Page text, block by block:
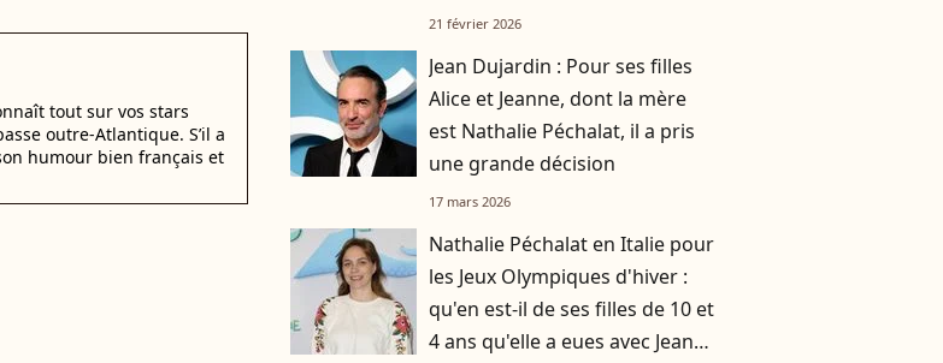
tout sur vos stars
outre-Atlantique. S’il a
humour bien français et
homme célèbre qui a partagé
21 février 2026
Jean Dujardin : Pour ses filles
Alice et Jeanne, dont la mère
est Nathalie Péchalat, il a pris
une grande décision
17 mars 2026
Nathalie Péchalat en Italie pour
les Jeux Olympiques d'hiver :
qu'en est-il de ses filles de 10 et
4 ans qu'elle a eues avec Jean